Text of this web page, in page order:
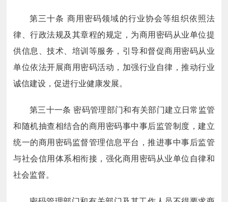
第三十条 商用密码领域的行业协会等组织依照法
律、行政法规及其章程的规定，为商用密码从业单位提
供信息、技术、培训等服务，引导和督促商用密码从业
单位依法开展商用密码活动，加强行业自律，推动行业
诚信建设，促进行业健康发展。
第三十一条 密码管理部门和有关部门建立日常监管
和随机抽查相结合的商用密码事中事后监管制度，建立
统一的商用密码监督管理信息平台，推进事中事后监管
与社会信用体系相衔接，强化商用密码从业单位自律和
社会监督。